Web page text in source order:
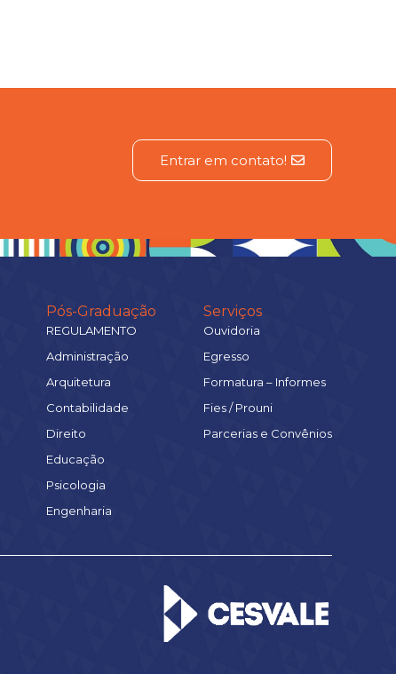
Entrar em contato!
Pós-Graduação
REGULAMENTO
Administração
Arquitetura
Contabilidade
Direito
Educação
Psicologia
Engenharia
Serviços
Ouvidoria
Egresso
Formatura – Informes
Fies / Prouni
Parcerias e Convênios